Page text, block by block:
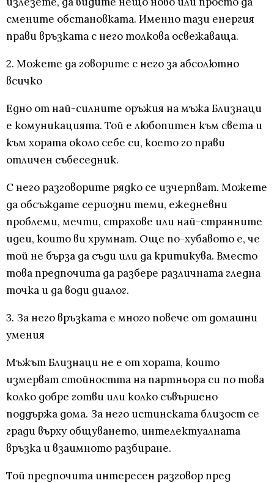
смените обстановката. Именно тази енергия
прави връзката с него толкова освежаваща.
2. Можете да говорите с него за абсолютно
всичко
Едно от най-силните оръжия на мъжа Близнаци
е комуникацията. Той е любопитен към света и
към хората около себе си, което го прави
отличен събеседник.
С него разговорите рядко се изчерпват. Можете
да обсъждате сериозни теми, ежедневни
проблеми, мечти, страхове или най-странните
идеи, които ви хрумнат. Още по-хубавото е, че
той не бърза да съди или да критикува. Вместо
това предпочита да разбере различната гледна
точка и да води диалог.
3. За него връзката е много повече от домашни
умения
Мъжът Близнаци не е от хората, които
измерват стойността на партньора си по това
колко добре готви или колко съвършено
поддържа дома. За него истинската близост се
гради върху общуването, интелектуалната
връзка и взаимното разбиране.
Той предпочита интересен разговор пред